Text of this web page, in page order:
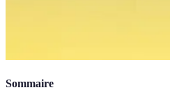
Sommaire